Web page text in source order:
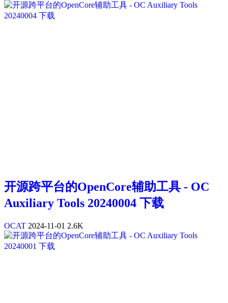
开源跨平台的OpenCore辅助工具 - OC
Auxiliary Tools 20240004 下载
OCAT 2024-11-01 2.6K